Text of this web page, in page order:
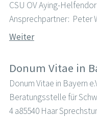
CSU OV Aying-
Ansprechpartner: Peter
Weiter
Donum Vitae in
Donum Vitae in Bayern
Beratungsstelle für
4 a85540 Haar